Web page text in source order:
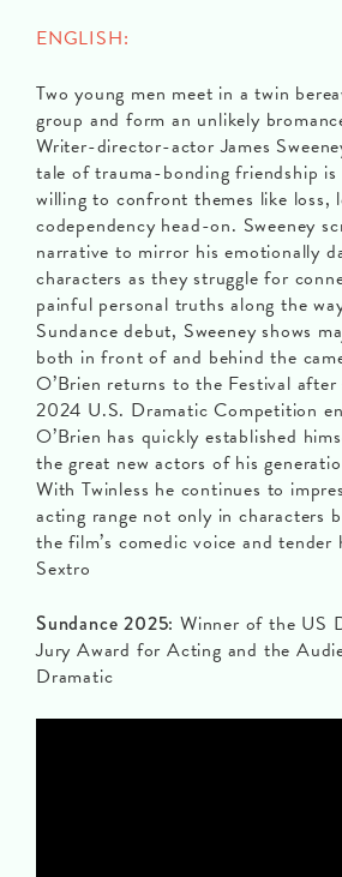
ENGLISH:
Two young men meet in a twin
group and form an unlikely
Writer-director-actor James
tale of trauma-bonding friendship is
willing to confront themes like loss,
codependency head-on. Sweeney
narrative to mirror his emotionally
characters as they struggle for
painful personal truths along the
Sundance debut, Sweeney shows
both in front of and behind the
O’Brien returns to the Festival
2024 U.S. Dramatic Competition
O’Brien has quickly established
the great new actors of his
With Twinless he continues to
acting range not only in characters
the film’s comedic voice and
Sextro
Sundance 2025: Winner of the US
Jury Award for Acting and the
Dramatic